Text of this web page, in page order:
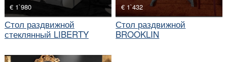
€ 1`980
Стол раздвижной
стеклянный LIBERTY
€ 1`432
Стол раздвижной
BROOKLIN